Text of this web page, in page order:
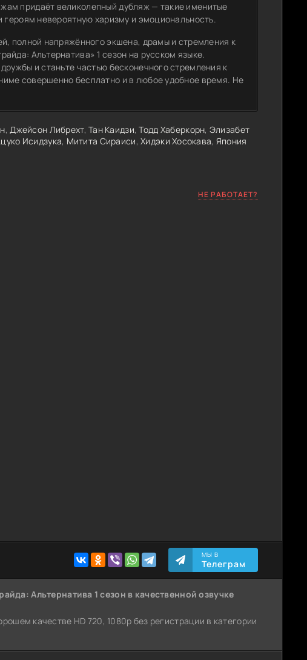
придаёт великолепный дубляж — такие именитые
невероятную харизму и эмоциональность.
полной напряжённого экшена, драмы и стремления к
Альтернатива» 1 сезон на русском языке.
и станьте частью бесконечного стремления к
совершенно бесплатно и в любое удобное время. Не
,Джейсон Либрехт,Тан Каидзи,Тодд Хаберкорн, Элизабет
Исидзука, Митита Сираиси,Хидэки Хосокава, Япония
НЕ РАБОТАЕТ?
МЫ В
Телеграм
Альтернатива 1 сезон в качественной озвучке
качестве HD 720, 1080p без регистрации в категории